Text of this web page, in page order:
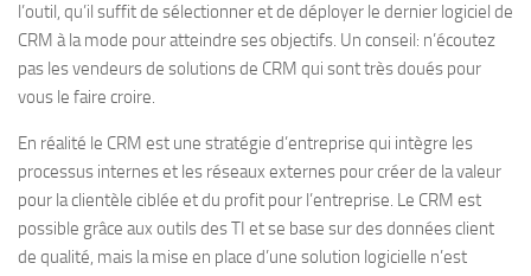
l’outil, qu’il suffit de sélectionner et de déployer le dernier logiciel de
CRM à la mode pour atteindre ses objectifs. Un conseil: n’écoutez
pas les vendeurs de solutions de CRM qui sont très doués pour
vous le faire croire.
En réalité le CRM est une stratégie d’entreprise qui intègre les
processus internes et les réseaux externes pour créer de la valeur
pour la clientèle ciblée et du profit pour l’entreprise. Le CRM est
possible grâce aux outils des TI et se base sur des données client
de qualité, mais la mise en place d’une solution logicielle n’est